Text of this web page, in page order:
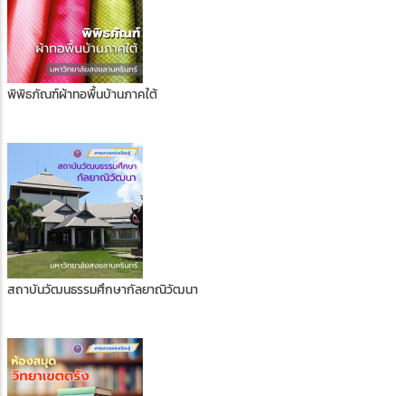
พิพิธภัณฑ์ผ้าทอพื้นบ้านภาคใต้
สถาบันวัฒนธรรมศึกษากัลยาณิวัฒนา